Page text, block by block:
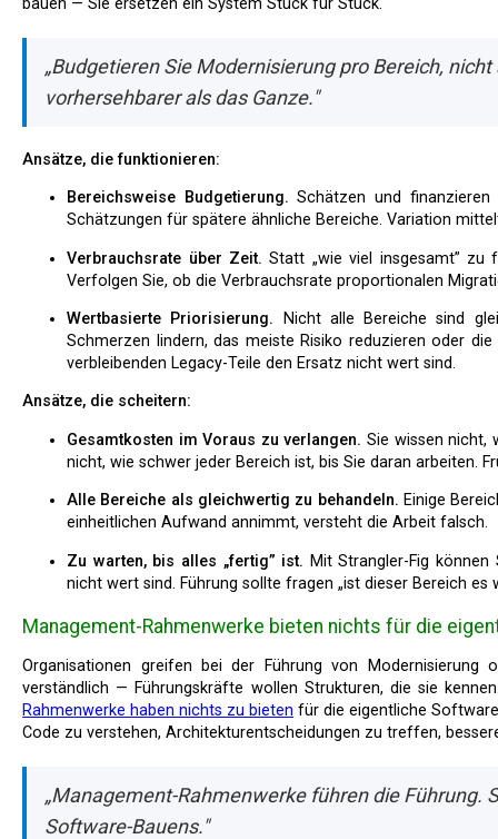
„Budgetieren Sie Modernisierung pro Bereich,
vorhersehbarer als das Ganze."
Ansätze, die funktionieren:
Bereichsweise Budgetierung. Schätzen und
Schätzungen für spätere ähnliche Bereiche. Variation
Verbrauchsrate über Zeit. Statt „wie viel insgesamt” zu
Verfolgen Sie, ob die Verbrauchsrate proportionalen
Wertbasierte Priorisierung. Nicht alle Bereiche sind
Schmerzen lindern, das meiste Risiko reduzieren oder
verbleibenden Legacy-Teile den Ersatz nicht wert sind.
Ansätze, die scheitern:
Gesamtkosten im Voraus zu verlangen. Sie wissen nicht,
nicht, wie schwer jeder Bereich ist, bis Sie daran arbeiten.
Alle Bereiche als gleichwertig zu behandeln. Einige
einheitlichen Aufwand annimmt, versteht die Arbeit falsch.
Zu warten, bis alles „fertig” ist. Mit Strangler-Fig
nicht wert sind. Führung sollte fragen „ist dieser Bereich es
Management-Rahmenwerke bieten nichts für die
Organisationen greifen bei der Führung von Modernisierung oft zu bekannten Management-Rahmenwerken. Das ist
verständlich — Führungskräfte wollen Strukturen, die sie
Rahmenwerke haben nichts zu bieten für die eigentliche
Code zu verstehen, Architekturentscheidungen zu treffen,
„Management-Rahmenwerke führen die Führung.
Software-Bauens."